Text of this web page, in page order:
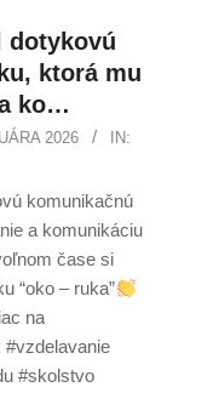
dotykovú
ktorá mu
ko…
2026
IN:
komunikačnú
a komunikáciu
čase si
“oko – ruka”
na
#skolstvo